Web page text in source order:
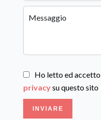
Ho letto ed accetto
privacysu questo sito
INVIARE